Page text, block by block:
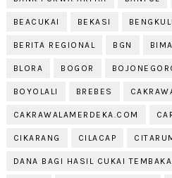
BEACUKAI BEKASI
BERITA REGIONAL BGN BIMA
BLORA BOGOR
BOYOLALI BREBES
CAKRAWALAMERDEKA.COM
CIKARANG CILACAP
DANA BAGI HASIL CUKAI